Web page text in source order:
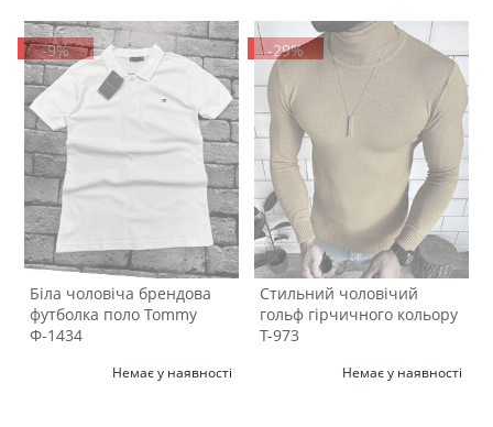
-9%
Біла чоловіча брендова
футболка поло Tommy
Ф-1434
Немає у наявності
-29%
Стильний чоловічий
гольф гірчичного кольору
Т-973
Немає у наявності